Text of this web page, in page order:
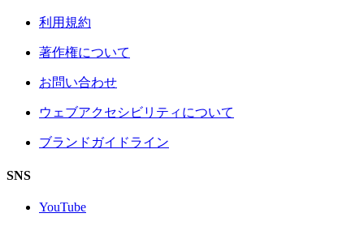
利用規約
著作権について
お問い合わせ
ウェブアクセシビリティについて
ブランドガイドライン
SNS
YouTube